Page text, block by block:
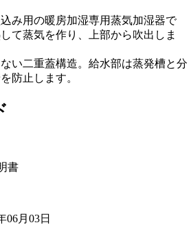
み用の暖房加湿専用蒸気加湿器で
て蒸気を作り、上部から吹出しま
い二重蓋構造。給水部は蒸発槽と分
防止します。
書
06月03日